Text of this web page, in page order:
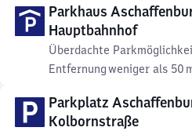
Parkhaus
Hauptbahnhof
Überdachte
Entfernungweniger als 50
Parkplatz
Kolbornstraße